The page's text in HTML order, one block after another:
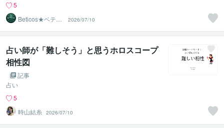
5
Beticos★ベティ
コ 占星術師
2026/07/10
占い師が「難しそう」と思うホロスコープ
相性図
記事
占い
5
時山結糸
2026/07/10